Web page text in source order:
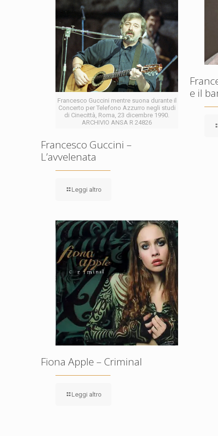
Francesco Guccini mentre suona durante il
Concerto per Telefono Azzurro negli studi
di Cinecittà, Roma, 23 dicembre 1990.
ARCHIVIO ANSA R 24826
Francesco Guccini –
L’avvelenata
Leggi altro
e il
Fiona Apple – Criminal
Leggi altro